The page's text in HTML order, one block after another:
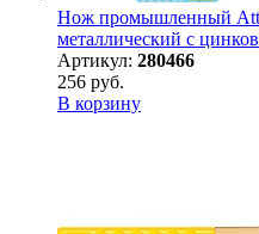
Нож промышленный
металлический с
Артикул: 280466
256 руб.
В корзину